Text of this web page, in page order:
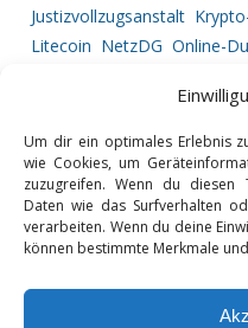
Um dir ein optimales Erlebnis
wie Cookies, um
zuzugreifen. Wenn du diesen
Daten wie das Surfverhalten
verarbeiten. Wenn du deine
können bestimmte Merkmale
Justizvollzugsanstalt
Litecoin NetzDG Online-
Urkundenfälschung
Vorgehensweise